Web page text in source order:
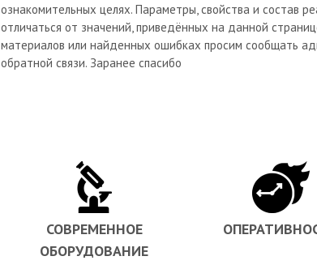
ознакомительных целях. Параметры, свойства и состав
отличаться от значений, приведённых на данной
материалов или найденных ошибках просим сообщать
обратной связи. Заранее спасибо
СОВРЕМЕННОЕ
ОБОРУДОВАНИЕ